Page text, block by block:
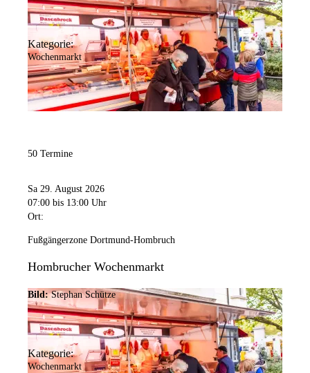
Kategorie:
Wochenmarkt
50 Termine
Sa 29. August 2026
07:00 bis 13:00 Uhr
Ort:
Fußgängerzone Dortmund-Hombruch
Hombrucher Wochenmarkt
Bild: Stephan Schütze
Kategorie:
Wochenmarkt